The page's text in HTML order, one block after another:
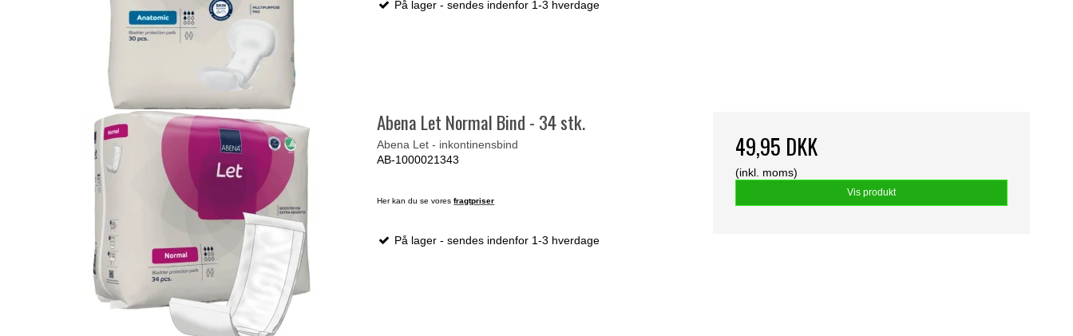
På lager - sendes indenfor 1-3 hverdage
Abena Let Normal Bind - 34 stk.
Abena Let - inkontinensbind
AB-1000021343
Her kan du se voresfragtpriser
På lager - sendes indenfor 1-3 hverdage
49,95 DKK
(inkl. moms)
Vis produkt